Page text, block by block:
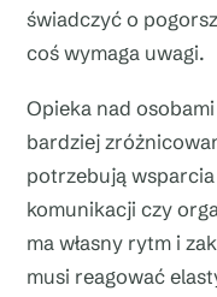
świadczyć o
coś wymaga uwagi.
Opieka nad
bardziej
potrzebują
komunikacji czy
ma własny rytm i
musi reagować